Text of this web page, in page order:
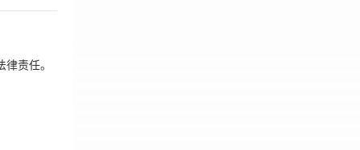
责任。